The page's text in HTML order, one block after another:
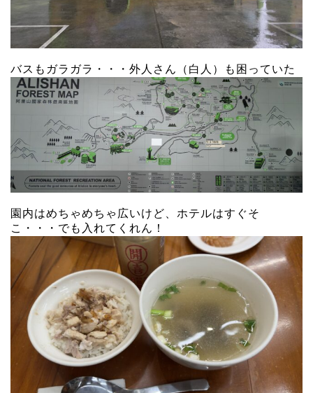
バスもガラガラ・・・外人さん（白人）も困っていた
園内はめちゃめちゃ広いけど、ホテルはすぐそ
こ・・・でも入れてくれん！